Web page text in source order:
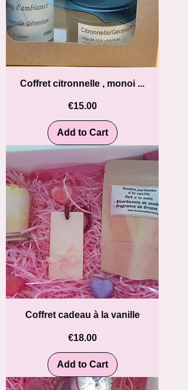
Coffret citronnelle , monoi ...
Price
€15.00
Add to Cart
Coffret cadeau à la vanille
Price
€18.00
Add to Cart